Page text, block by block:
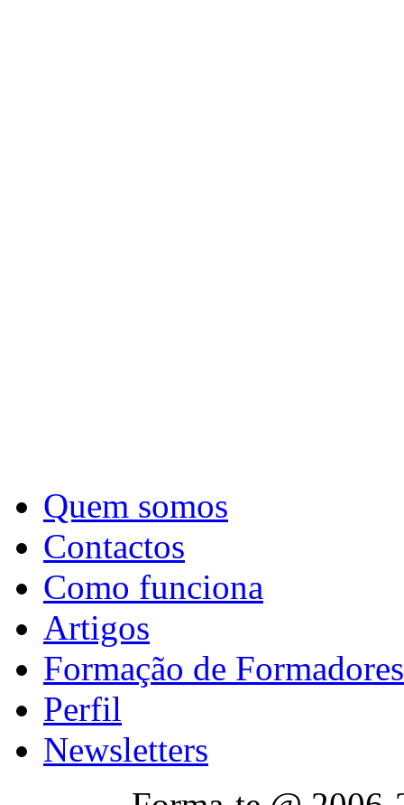
Quem somos
Contactos
Como funciona
Artigos
Formação de Formadores
Perfil
Newsletters